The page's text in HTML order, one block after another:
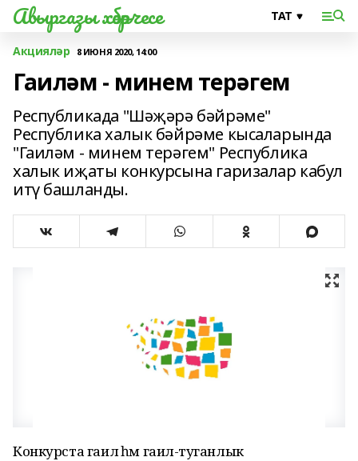
Авыргазы хәбәрчесе
Акцияләр 8 ИЮНЯ 2020, 14:00
Гаиләм - минем терәгем
Республикада "Шәҗәрә бәйрәме"
Республика халык бәйрәме кысаларында
"Гаиләм - минем терәгем" Республика
халык иҗаты конкурсына гаризалар кабул
итү башланды.
Конкурста гаилә һәм гаилә-туганлык